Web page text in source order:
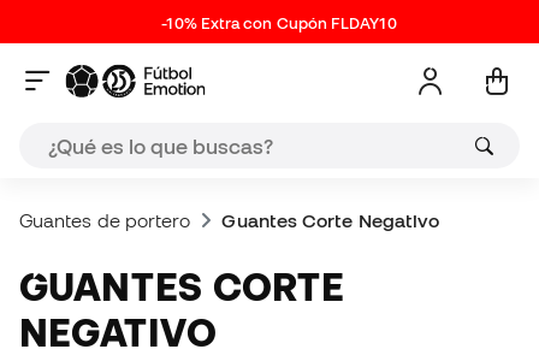
-10% Extra con Cupón FLDAY10
Guantes de portero Guantes Corte Negativo
GUANTES CORTE
NEGATIVO